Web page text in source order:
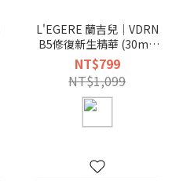
L'EGERE 蘭吉兒｜VDRN
B5修復新生精華 (30ml/
瓶)
NT$799
NT$1,099